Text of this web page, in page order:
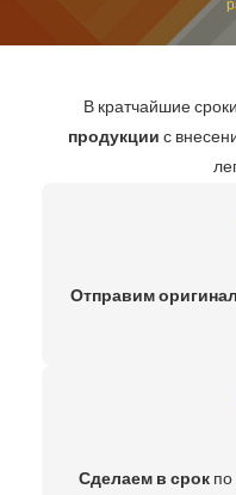
В кратчайшие
продукциис
Отправим
Сделаем в срокпо